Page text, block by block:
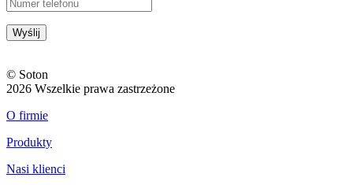
© Soton
2026 Wszelkie prawa zastrzeżone
O firmie
Produkty
Nasi klienci